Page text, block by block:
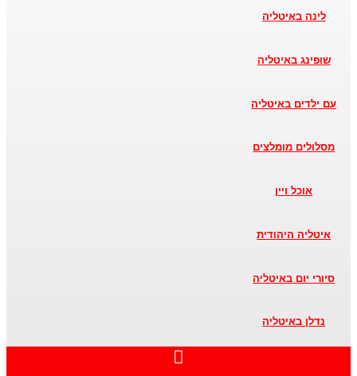
לינה באיטליה
שופינג באיטליה
עם ילדים באיטליה
מסלולים מומלצים
אוכל ויין
איטליה היהודית
סיורי יום באיטליה
נדלן באיטליה